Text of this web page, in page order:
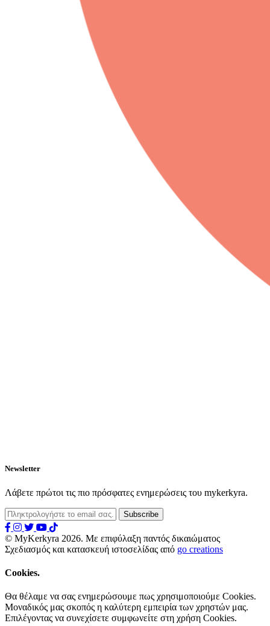
Newsletter
Λάβετε πρώτοι τις πιο πρόσφατες ενημερώσεις του mykerkyra.
© MyKerkyra 2026. Με επιφύλαξη παντός δικαιώματος
Σχεδιασμός και κατασκευή ιστοσελίδας από go creations
Cookies.
Θα θέλαμε να σας ενημερώσουμε πως χρησιμοποιούμε Cookies.
Μοναδικός μας σκοπός η καλύτερη εμπειρία των χρηστών μας.
Επιλέγοντας να συνεχίσετε συμφωνείτε στη χρήση Cookies.